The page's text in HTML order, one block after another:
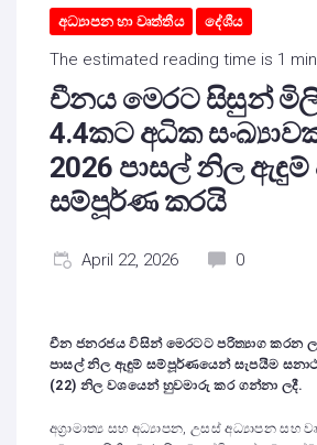
අධ්‍යාපන හා වෘත්තීය දේශීය
The estimated reading time is 1
චීනය මෙරට සිසුන්
4.4කට අධික
2026 පාසල් නිල ඇඳුම්
සම්පූර්ණ කරයි
April 22, 2026 0
චීන ජනරජය විසින් මෙරටට පරිත්‍යාග කරන
පාසල් නිල ඇඳුම් සම්පූර්ණයෙන් සැපයීම
(22) නිල වශයෙන් හුවමාරු කර ගන්නා ලදී.
අග්‍රාමාත්‍ය සහ අධ්‍යාපන, උසස් අධ්‍යාපන සහ